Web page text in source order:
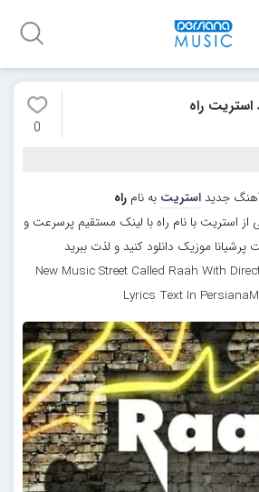
استریت راه
0
آهنگ جدیداستریت به نامراه
از استریت با نام راه با لینک مستقیم پرسرعت و
پرشیانا موزیک دانلود کنید و لذت ببرید
New Music Street Called Raah With
Lyrics Text In